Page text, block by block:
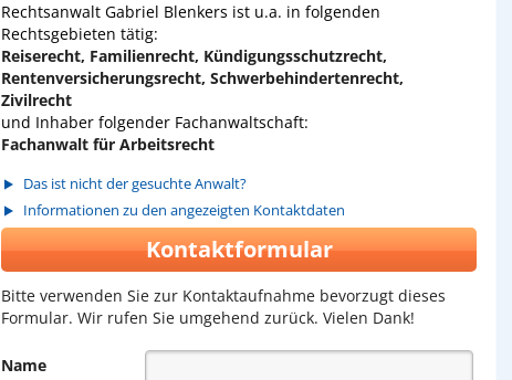
Rechtsanwalt Gabriel Blenkers ist u.a. in folgenden
Rechtsgebieten tätig:
Reiserecht, Familienrecht, Kündigungsschutzrecht,
Rentenversicherungsrecht, Schwerbehindertenrecht,
Zivilrecht
und Inhaber folgender Fachanwaltschaft:
Fachanwalt für Arbeitsrecht
Das ist nicht der gesuchte Anwalt?
Informationen zu den angezeigten Kontaktdaten
Kontaktformular
Bitte verwenden Sie zur Kontaktaufnahme bevorzugt dieses
Formular. Wir rufen Sie umgehend zurück. Vielen Dank!
Name